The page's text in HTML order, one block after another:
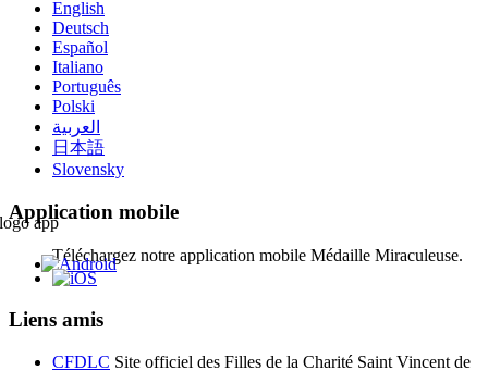
English
Deutsch
Español
Italiano
Português
Polski
العربية
日本語
Slovensky
Application mobile
Téléchargez notre application mobile Médaille Miraculeuse.
Liens amis
CFDLC Site officiel des Filles de la Charité Saint Vincent de